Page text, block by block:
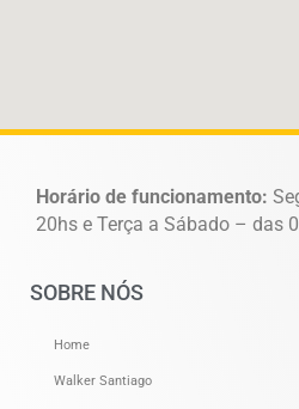
Horário de funcionamento:
20hs e Terça a Sábado – das
SOBRE NÓS
Home
Walker Santiago